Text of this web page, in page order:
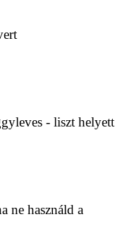
- liszt helyett
ne használd a